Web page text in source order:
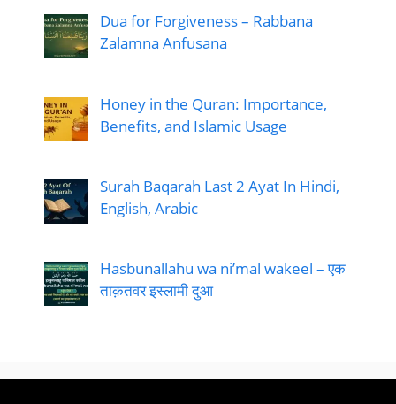
Dua for Forgiveness – Rabbana
Zalamna Anfusana
Honey in the Quran: Importance,
Benefits, and Islamic Usage
Surah Baqarah Last 2 Ayat In Hindi,
English, Arabic
Hasbunallahu wa ni’mal wakeel – एक
ताक़तवर इस्लामी दुआ